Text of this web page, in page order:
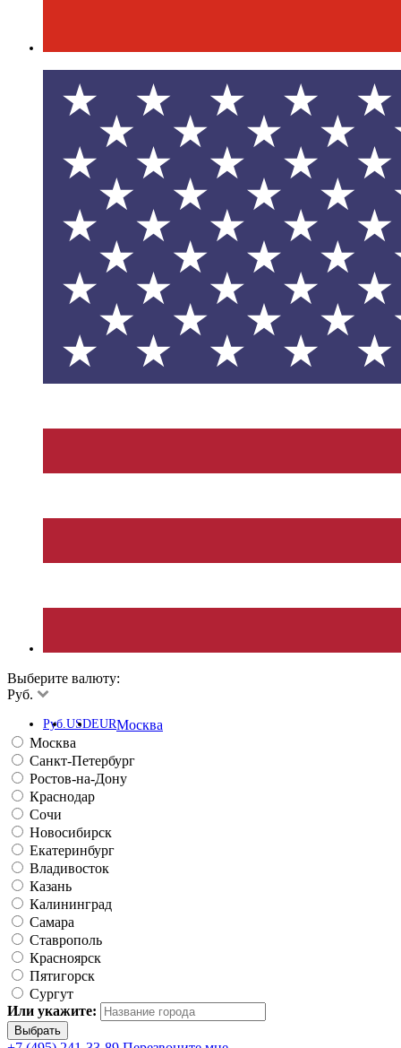
Выберите валюту:
Руб.
Руб.USDEURМосква
Москва
Санкт-Петербург
Ростов-на-Дону
Краснодар
Сочи
Новосибирск
Екатеринбург
Владивосток
Казань
Калининград
Самара
Ставрополь
Красноярск
Пятигорск
Сургут
Или укажите: